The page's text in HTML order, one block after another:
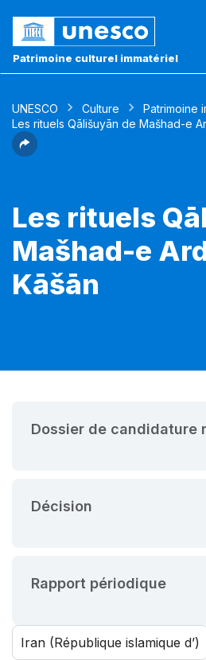
Patrimoine culturel immatériel
UNESCO Culture Patrimoine
Les rituels Qālišuyān de Mašhad-e
Les rituels
Mašhad-e
Kāšān
Dossier de candidature
Décision
Rapport périodique
Iran (République islamique d’)